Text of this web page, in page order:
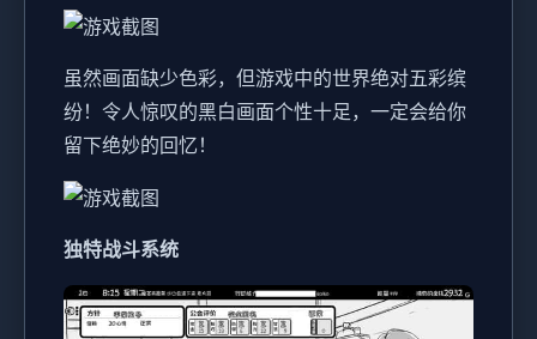
虽然画面缺少色彩，但游戏中的世界绝对五彩缤
纷！令人惊叹的黑白画面个性十足，一定会给你
留下绝妙的回忆！
独特战斗系统